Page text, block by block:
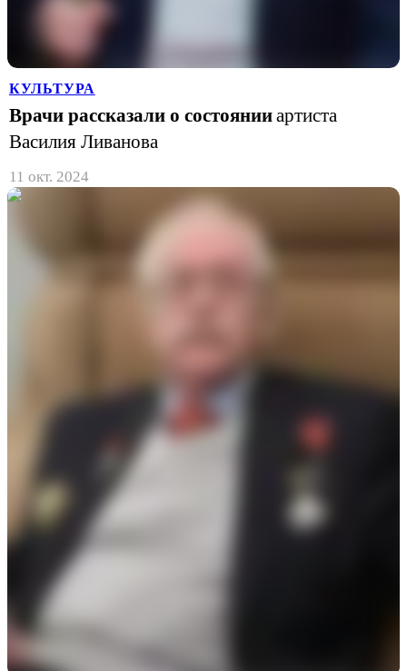
КУЛЬТУРА
Врачи рассказали о состоянииартиста
Василия Ливанова
11 окт. 2024